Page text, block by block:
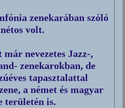
zenekarában szóló
volt.
nevezetes Jazz-,
zenekarokban, de
tapasztalattal
a német és magyar
területén is.